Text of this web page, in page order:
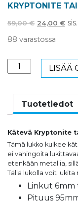
KRYPTONITE
59,00€ 24,00 €
88 varastossa
Kryptonite
taittolukko
6mm
x
määrä
LISÄÄ
Tuotetiedot
Kätevä Kryptonite
Tämä lukko kulkee
ei vahingoita
etenkään metallia,
Tällä lukolla voit lukita
Linkut 6mm
Pituus